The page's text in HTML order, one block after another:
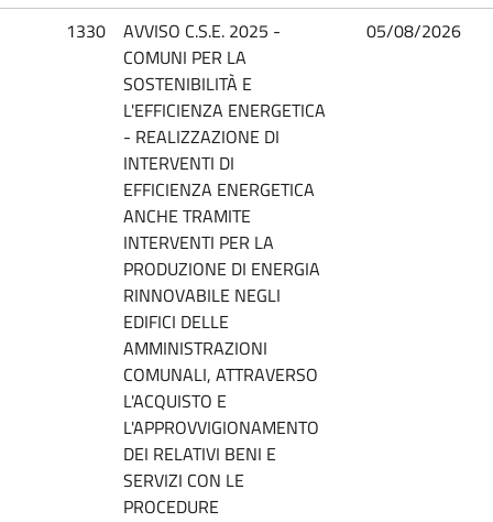
1330
AVVISO C.S.E. 2025 -
COMUNI PER LA
SOSTENIBILITÀ E
L'EFFICIENZA ENERGETICA
- REALIZZAZIONE DI
INTERVENTI DI
EFFICIENZA ENERGETICA
ANCHE TRAMITE
INTERVENTI PER LA
PRODUZIONE DI ENERGIA
RINNOVABILE NEGLI
EDIFICI DELLE
AMMINISTRAZIONI
COMUNALI, ATTRAVERSO
L'ACQUISTO E
L'APPROVVIGIONAMENTO
DEI RELATIVI BENI E
SERVIZI CON LE
PROCEDURE
05/08/2026